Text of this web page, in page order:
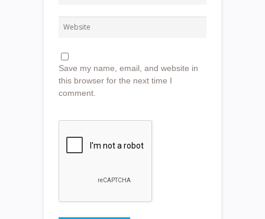
Save my name, email, and website in
this browser for the next time I
comment.